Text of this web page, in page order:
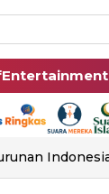
Entertainment